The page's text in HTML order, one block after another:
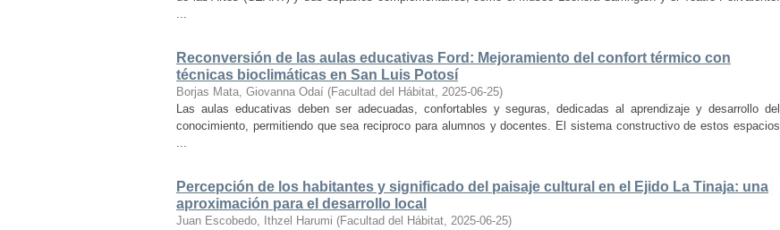
...
Reconversión de las aulas educativas Ford: Mejoramiento del confort térmico con
técnicas bioclimáticas en San Luis Potosí
Borjas Mata, Giovanna Odaí (Facultad del Hábitat, 2025-06-25)
Las aulas educativas deben ser adecuadas, confortables y seguras, dedicadas al aprendizaje y desarrollo del
conocimiento, permitiendo que sea reciproco para alumnos y docentes. El sistema constructivo de estos espacios
...
Percepción de los habitantes y significado del paisaje cultural en el Ejido La Tinaja: una
aproximación para el desarrollo local
Juan Escobedo, Ithzel Harumi (Facultad del Hábitat, 2025-06-25)